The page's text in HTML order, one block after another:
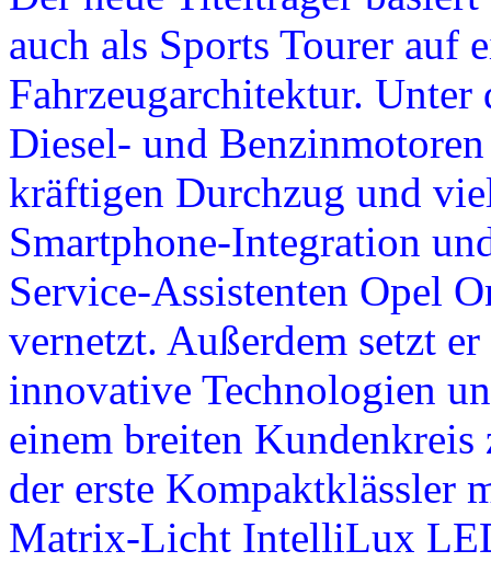
auch als Sports Tourer auf
Fahrzeugarchitektur. Unter
Diesel- und
kräftigen Durchzug und
Smartphone-Integration
Service-Assistenten Opel
vernetzt. Außerdem setzt
innovative Technologien
einem breiten
der erste Kompaktklässler
Matrix-Licht IntelliLux